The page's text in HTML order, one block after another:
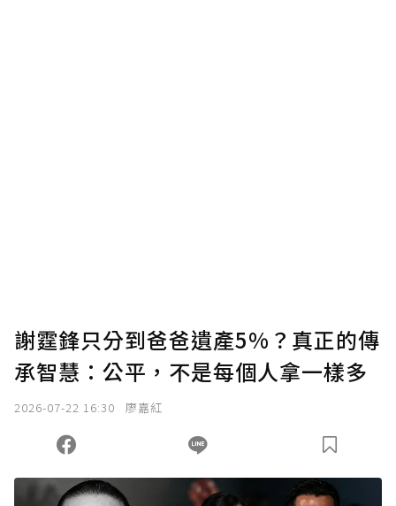
謝霆鋒只分到爸爸遺產5%？真正的傳
承智慧：公平，不是每個人拿一樣多
2026-07-22 16:30 廖嘉紅